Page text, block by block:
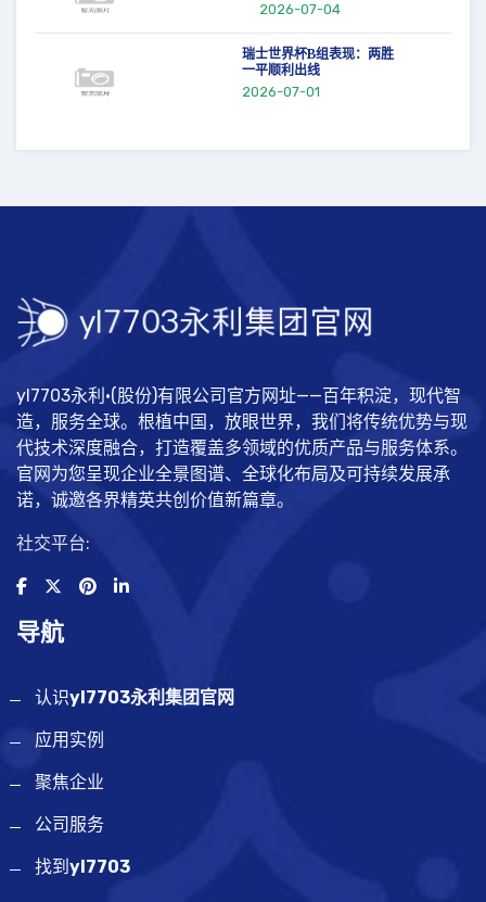
2026-07-04
瑞士世界杯B组表现：两胜
一平顺利出线
2026-07-01
yl7703永利·(股份)有限公司官方网址——百年积淀，现代智
造，服务全球。根植中国，放眼世界，我们将传统优势与现
代技术深度融合，打造覆盖多领域的优质产品与服务体系。
官网为您呈现企业全景图谱、全球化布局及可持续发展承
诺，诚邀各界精英共创价值新篇章。
社交平台:
导航
认识yl7703永利集团官网
应用实例
聚焦企业
公司服务
找到 yl7703